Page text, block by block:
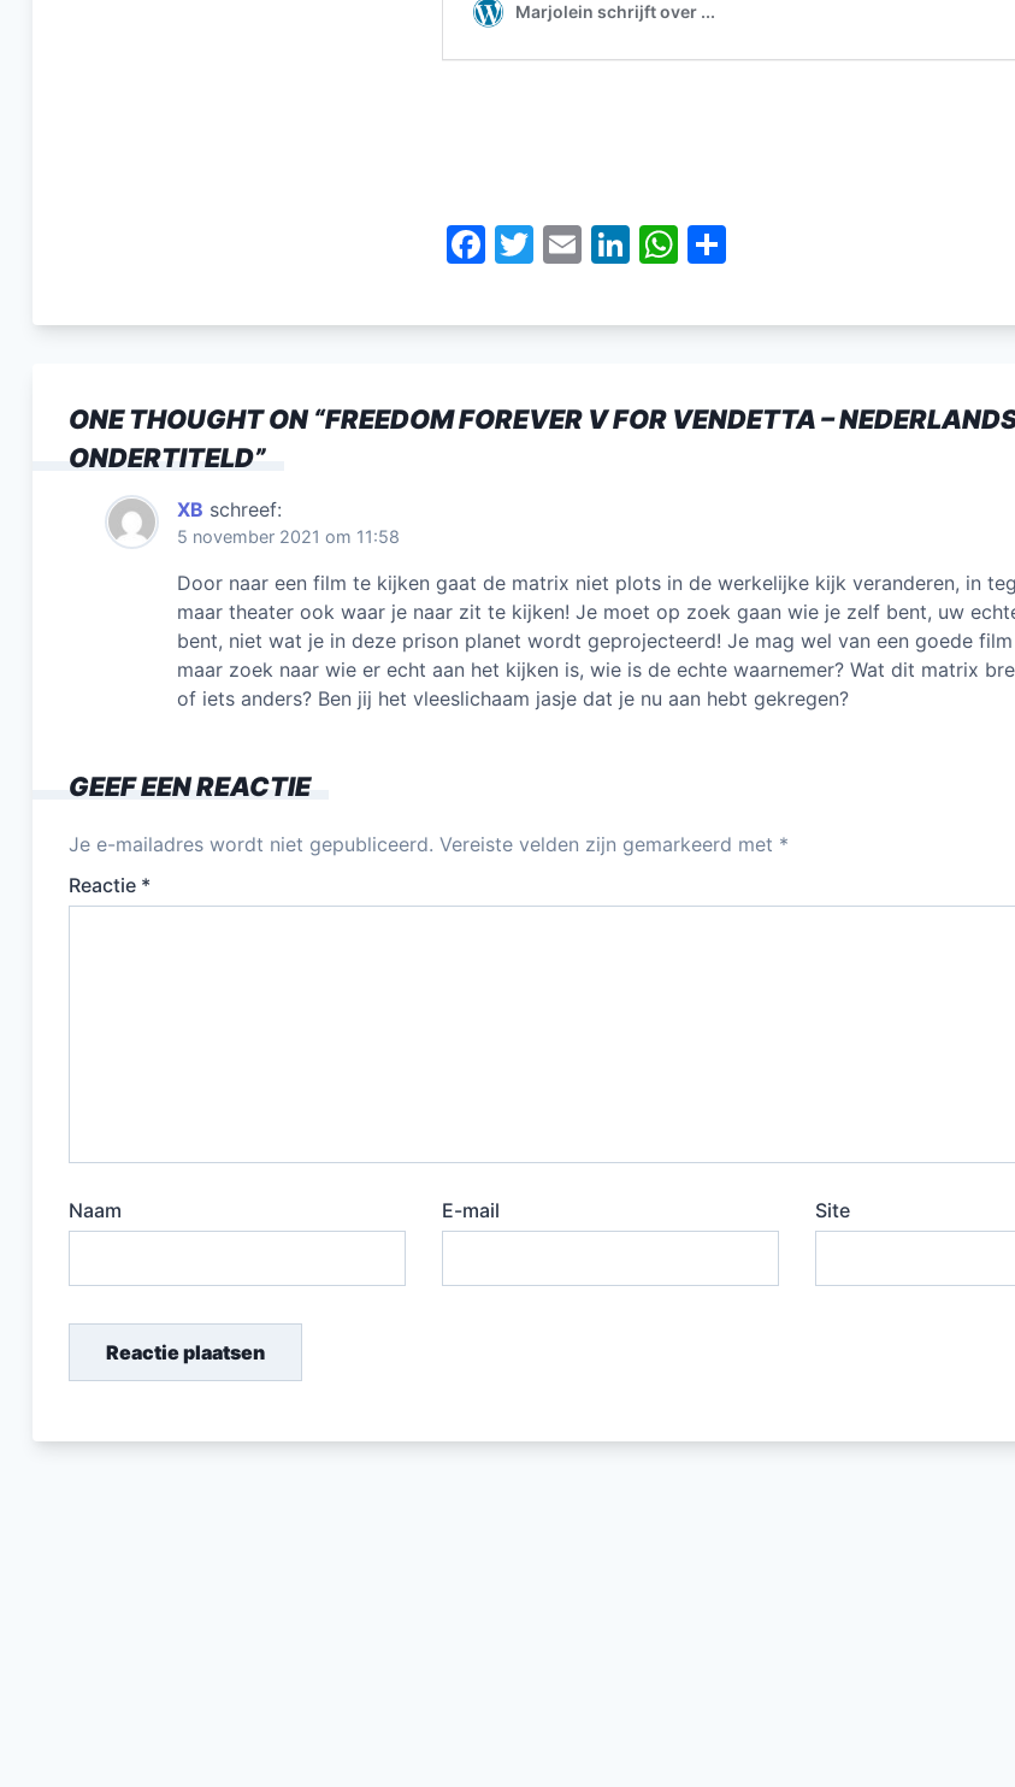
F
c
b
o
T
itt
E
ai
Li
k
dI
n
W
at
A
p
e
ONE THOUGHT ON “FREEDOM FOREVER V FOR VENDETTA –
ONDERTITELD”
XB schreef:
5 november 2021 om 11:58
Door naar een film te kijken gaat de matrix niet plots in de werkelijke kijk veranderen, in
maar theater ook waar je naar zit te kijken! Je moet op zoek gaan wie je zelf bent, uw
bent, niet wat je in deze prison planet wordt geprojecteerd! Je mag wel van een goede
maar zoek naar wie er echt aan het kijken is, wie is de echte waarnemer? Wat dit matrix
of iets anders? Ben jij het vleeslichaam jasje dat je nu aan hebt gekregen?
GEEF EEN REACTIE
Je e-mailadres wordt niet gepubliceerd. Vereiste velden zijn gemarkeerd met *
Reactie *
Naam E-mail Site